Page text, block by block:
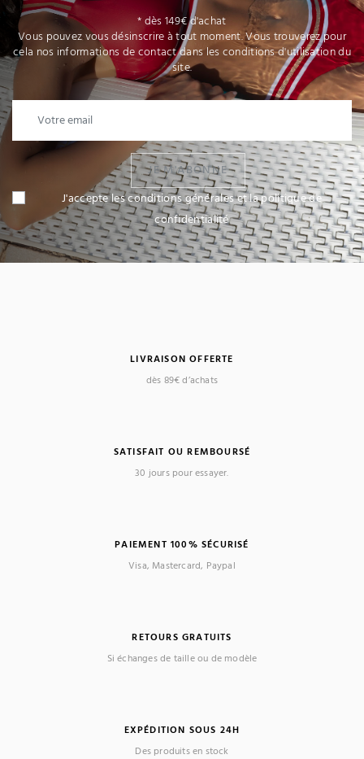
* dès 149€ d'achat
Vous pouvez vous désinscrire à tout moment. Vous trouverez pour
cela nos informations de contact dans les conditions d'utilisation du
site.
JE M'ABONNE
J'accepte les conditions générales et la politique de
confidentialité
LIVRAISON OFFERTE
dès 89€ d’achats
SATISFAIT OU REMBOURSÉ
30 jours pour essayer.
PAIEMENT 100% SÉCURISÉ
Visa, Mastercard, Paypal
RETOURS GRATUITS
Si échanges de taille ou de modèle
EXPÉDITION SOUS 24H
Des produits en stock